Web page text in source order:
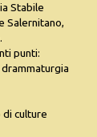
Stabile
Salernitano,
punti:
culture